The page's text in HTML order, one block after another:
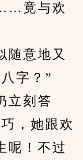
竟与欢
意地又
字？”
刻答
，她跟欢
呢！不过